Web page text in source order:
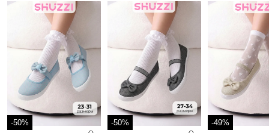
-50% -50% -49%